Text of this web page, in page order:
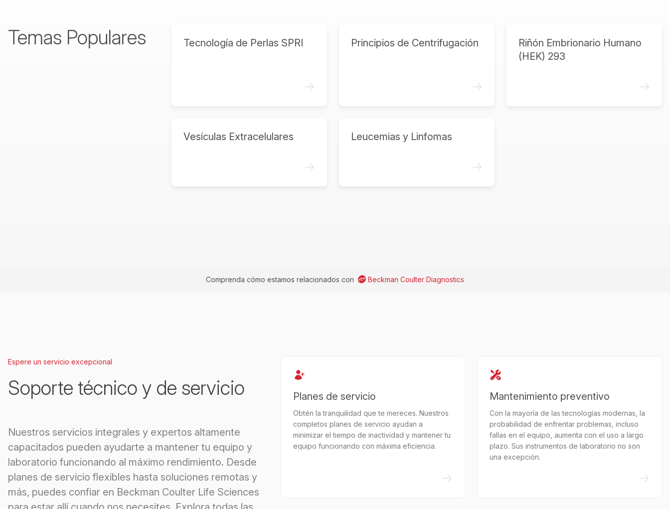
Temas Populares Tecnología de Perlas SPRI
->
Principios de Centrifugación
->
Riñón Embrionario Humano
(HEK) 293
->
Vesículas Extracelulares
->
Leucemias y Linfomas
->
Comprenda cómo estamos relacionados con Beckman Coulter Diagnostics
Espere un servicio excepcional
Soporte técnico y de servicio
Nuestros servicios integrales y expertos altamente
capacitados pueden ayudarte a mantener tu equipo y
laboratorio funcionando al máximo rendimiento. Desde
planes de servicio flexibles hasta soluciones remotas y
más, puedes confiar en Beckman Coulter Life Sciences
Planes de servicio
Obtén la tranquilidad que te mereces. Nuestros
completos planes de servicio ayudan a
minimizar el tiempo de inactividad y mantener tu
equipo funcionando con máxima eficiencia.
->
Mantenimiento preventivo
Con la mayoría de las tecnologías modernas, la
probabilidad de enfrentar problemas, incluso
fallas en el equipo, aumenta con el uso a largo
plazo. Sus instrumentos de laboratorio no son
una excepción.
->